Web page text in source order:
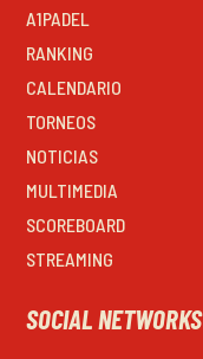
A1PADEL
RANKING
CALENDARIO
TORNEOS
NOTICIAS
MULTIMEDIA
SCOREBOARD
STREAMING
SOCIAL NETWORKS